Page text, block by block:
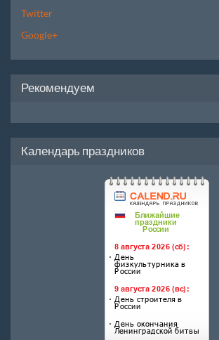
Twitter
Google+
Рекомендуем
Календарь праздников